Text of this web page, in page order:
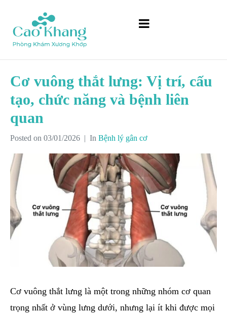
Cơ vuông thắt lưng: Vị trí, cấu
tạo, chức năng và bệnh liên
quan
Posted on 03/01/2026 In Bệnh lý gân cơ
Cơ vuông thắt lưng là một trong những nhóm cơ quan
trọng nhất ở vùng lưng dưới, nhưng lại ít khi được mọi